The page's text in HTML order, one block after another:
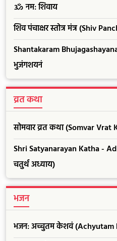
ॐ नम: शिवाय
शिव पंचाक्षर स्तोत्र मंत्र (Shiv
Shantakaram
भुजंगशयनं
व्रत कथा
सोमवार व्रत कथा (Somvar Vrat
Shri Satyanarayan Katha -
चतुर्थ अध्याय)
भजन
भजन: अच्चुतम केशवं (Achyutam